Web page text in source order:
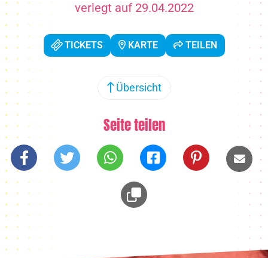
verlegt auf 29.04.2022
TICKETS KARTE TEILEN
Übersicht
Seite teilen